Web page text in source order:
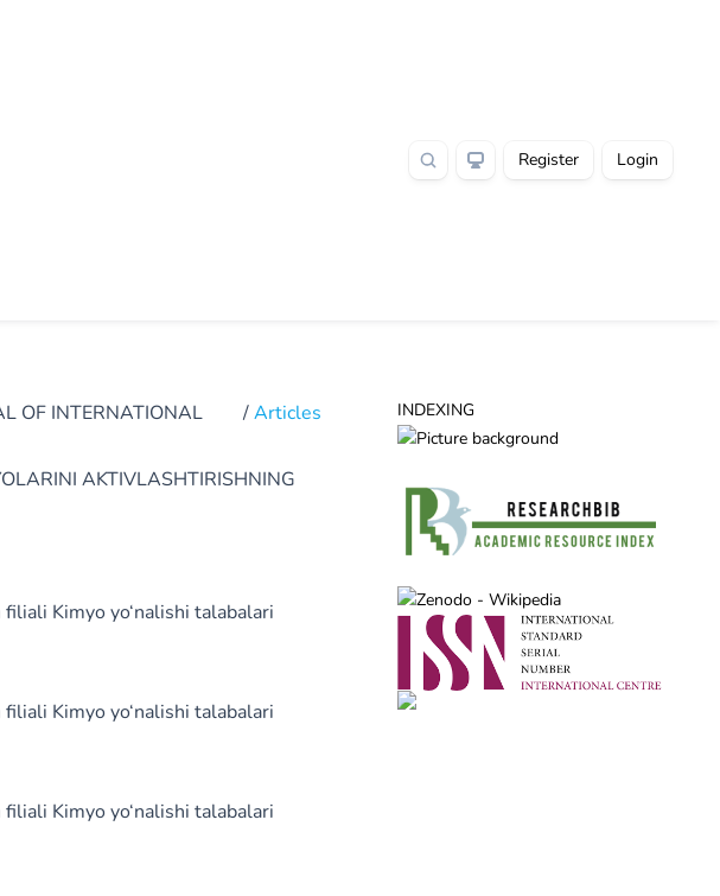
Register Login
OF INTERNATIONAL
/Articles
AKTIVLASHTIRISHNING
Kimyo yo‘nalishi talabalari
Kimyo yo‘nalishi talabalari
Kimyo yo‘nalishi talabalari
INDEXING